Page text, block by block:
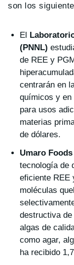
son los
El
(PNNL)
de REE y
centrarán en
químicos y en
para usos
materias
de dólares.
Umaro Foods
tecnología de
eficiente REE
moléculas
destructiva
algas de
como agar,
ha recibido